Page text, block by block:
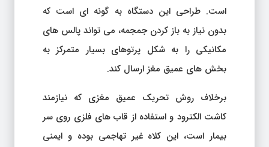
است. طراحی این دستگاه به گونه ای است که
بدون نیاز به باز کردن جمجمه، می تواند پالس های
مکانیکی را به شکل پرتوهای بسیار متمرکز به
بخش های عمیق مغز ارسال کند.
برخلاف روش تحریک عمیق مغزی که نیازمند
کاشت الکترود و استفاده از قاب های فلزی روی سر
بیمار است، این کلاه غیر تهاجمی بوده و ایمنی